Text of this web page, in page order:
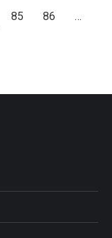
85 86
…